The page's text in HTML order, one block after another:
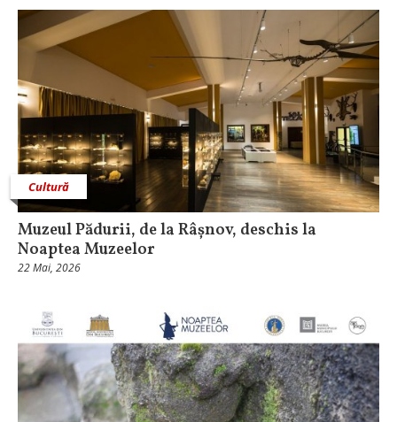
Cultură
Muzeul Pădurii, de la Râșnov, deschis la
Noaptea Muzeelor
22 Mai, 2026